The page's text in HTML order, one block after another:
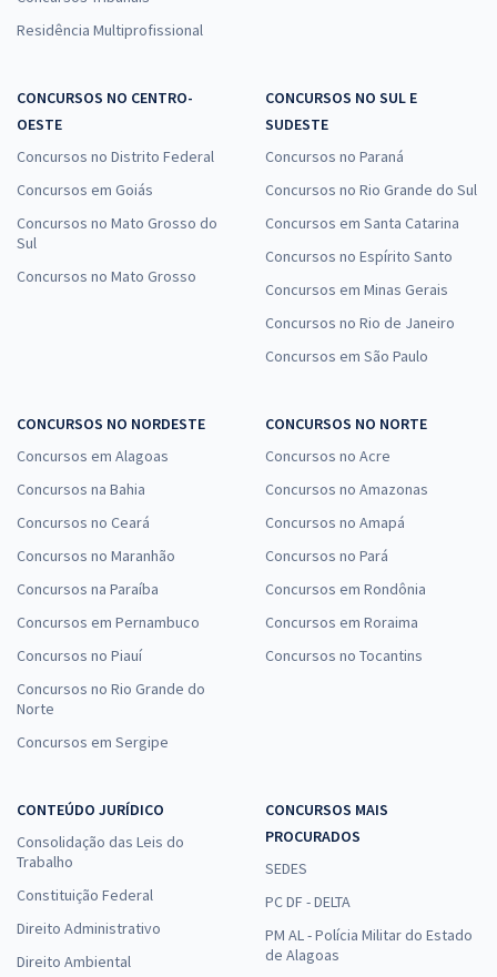
Residência Multiprofissional
CONCURSOS NO CENTRO-
OESTE
Concursos no Distrito Federal
Concursos em Goiás
Concursos no Mato Grosso do
Sul
Concursos no Mato Grosso
CONCURSOS NO SUL E
SUDESTE
Concursos no Paraná
Concursos no Rio Grande do Sul
Concursos em Santa Catarina
Concursos no Espírito Santo
Concursos em Minas Gerais
Concursos no Rio de Janeiro
Concursos em São Paulo
CONCURSOS NO NORDESTE
Concursos em Alagoas
Concursos na Bahia
Concursos no Ceará
Concursos no Maranhão
Concursos na Paraíba
Concursos em Pernambuco
Concursos no Piauí
Concursos no Rio Grande do
Norte
Concursos em Sergipe
CONCURSOS NO NORTE
Concursos no Acre
Concursos no Amazonas
Concursos no Amapá
Concursos no Pará
Concursos em Rondônia
Concursos em Roraima
Concursos no Tocantins
CONTEÚDO JURÍDICO
Consolidação das Leis do
Trabalho
Constituição Federal
Direito Administrativo
Direito Ambiental
CONCURSOS MAIS
PROCURADOS
SEDES
PC DF - DELTA
PM AL - Polícia Militar do Estado
de Alagoas